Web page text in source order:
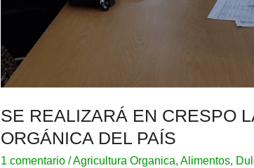
SE REALIZARÁ EN CRESPO
ORGÁNICA DEL PAÍS
1 comentario /Agricultura Organica, Alimentos,